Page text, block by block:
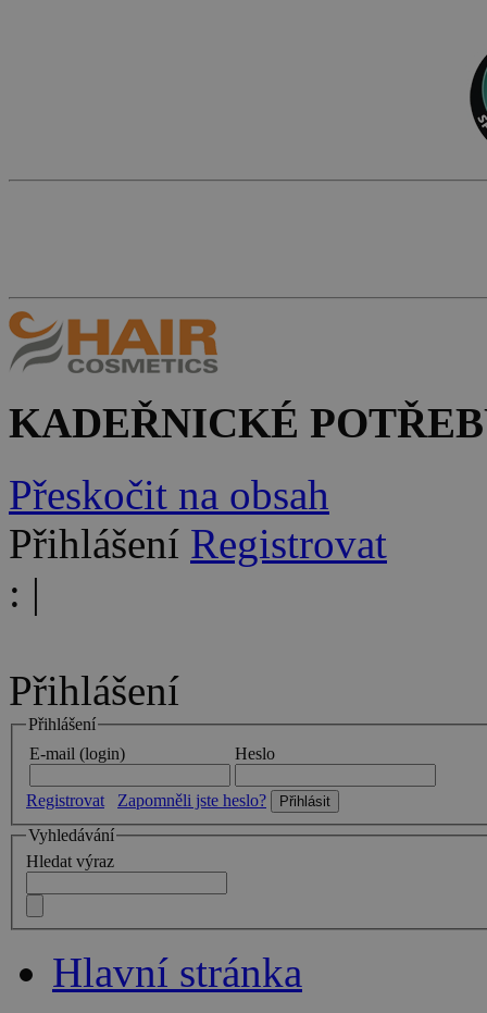
KADEŘNICKÉ
Přeskočit na obsah
Přihlášení Registrovat
: |
Přihlášení
Přihlášení
E-mail (login)
Heslo
Registrovat
Zapomněli jste heslo?
Vyhledávání
Hledat výraz
Hlavní stránka